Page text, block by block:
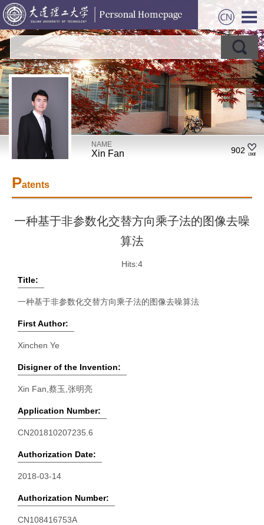
NAME
Xin Fan 902
Patents
一种基于非参数化交替方向乘子法的图像去噪
算法
Hits:4
Title:
一种基于非参数化交替方向乘子法的图像去噪算法
First Author:
Xinchen Ye
Disigner of the Invention:
Xin Fan,蔡玉,张明亮
Application Number:
CN201810207235.6
Authorization Date:
2018-03-14
Authorization Number:
CN108416753A